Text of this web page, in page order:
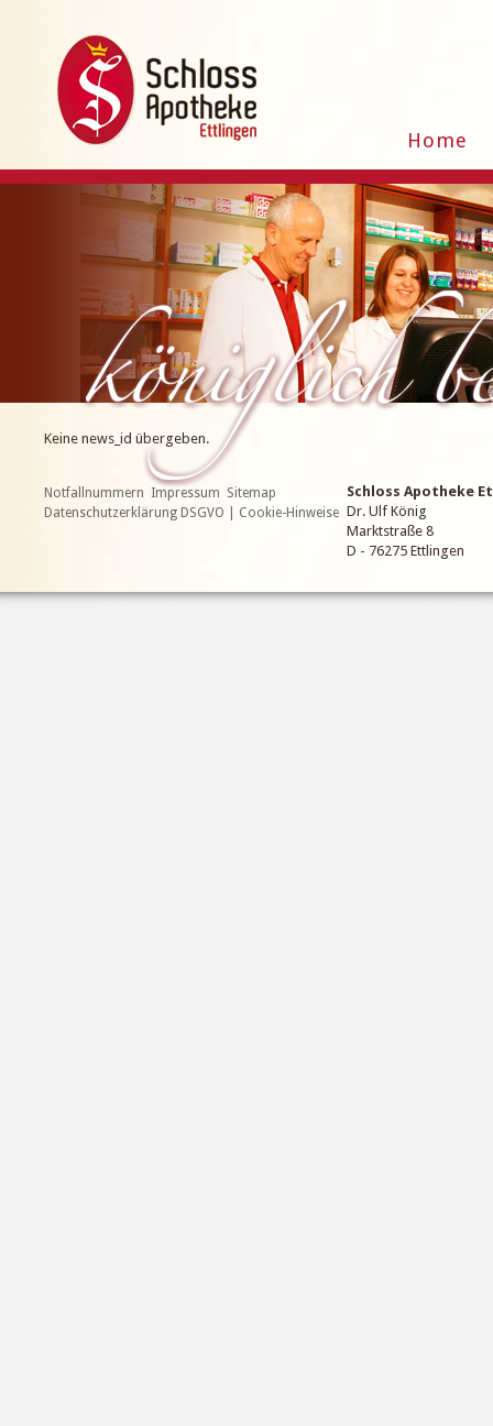
Home
Keine news_id übergeben.
Notfallnummern Impressum Sitemap
Datenschutzerklärung DSGVO | Cookie-Hinweise
Schloss Apotheke
Dr. Ulf König
Marktstraße 8
D - 76275 Ettlingen